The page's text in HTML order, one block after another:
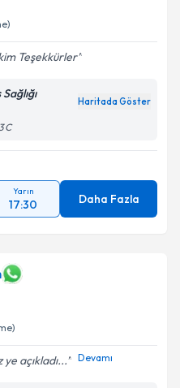
Teşekkürler
Haritada Göster
C
Yarın
17:30 Daha Fazla
açıkladı... Devamı